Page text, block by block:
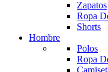
Zapatos
Ropa
Shorts
Hombre
Polos
Ropa